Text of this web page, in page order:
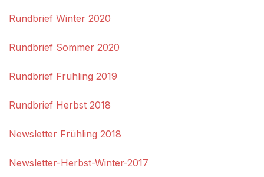
Rundbrief Winter 2020
Rundbrief Sommer 2020
Rundbrief Frühling 2019
Rundbrief Herbst 2018
Newsletter Frühling 2018
Newsletter-Herbst-Winter-2017